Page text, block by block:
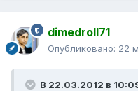
dimedroll71
Опубликовано: 22
В 22.03.2012 в